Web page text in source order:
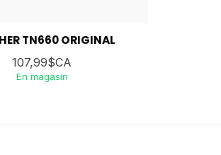
TN660 ORIGINAL
107,99$CA
En magasin